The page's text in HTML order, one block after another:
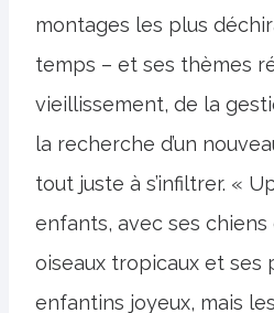
montages les plus
temps – et ses thèmes
vieillissement, de la
la recherche d’un
tout juste à s’infiltrer. «
enfants, avec ses chiens
oiseaux tropicaux et ses
enfantins joyeux, mais